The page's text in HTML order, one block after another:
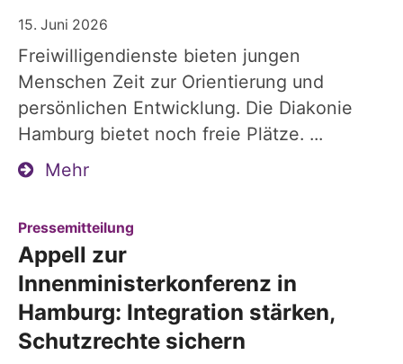
15. Juni 2026
Freiwilligendienste bieten jungen
Menschen Zeit zur Orientierung und
persönlichen Entwicklung. Die Diakonie
Hamburg bietet noch freie Plätze. ...
Mehr
Pressemitteilung
Appell zur
Innenministerkonferenz in
Hamburg: Integration stärken,
Schutzrechte sichern